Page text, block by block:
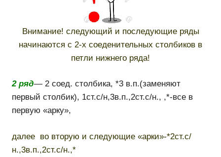
Внимание! следующий и последующие ряды
начинаются с 2-х соеденительных столбиков в
петли нижнего ряда!
2 ряд— 2 соед. столбика, *3 в.п.(заменяют
первый столбик), 1ст.с/н,3в.п.,2ст.с/н., ,*-все в
первую «арку»,
далее во вторую и следующие «арки»-*2ст.с/
н.,3в.п.,2ст.с/н.,*